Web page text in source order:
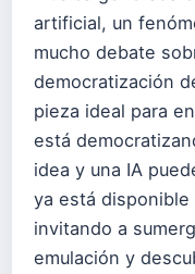
artificial, un
mucho debate
democratización
pieza ideal para
está
idea y una IA
ya está disponible
invitando a
emulación y